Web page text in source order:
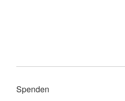
Spenden